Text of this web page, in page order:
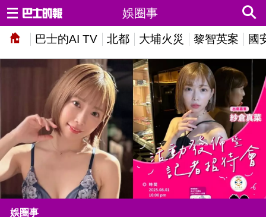
巴士的AI TV 北都 大埔火災 黎智英案 國
娛圈事
娛圈事